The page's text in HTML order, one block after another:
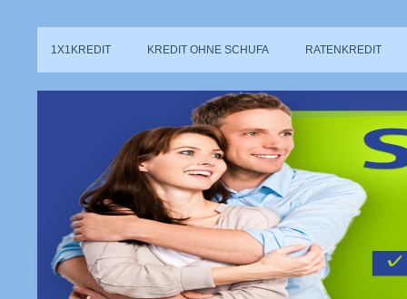
1X1KREDIT KREDIT OHNE SCHUFA RATENKREDIT